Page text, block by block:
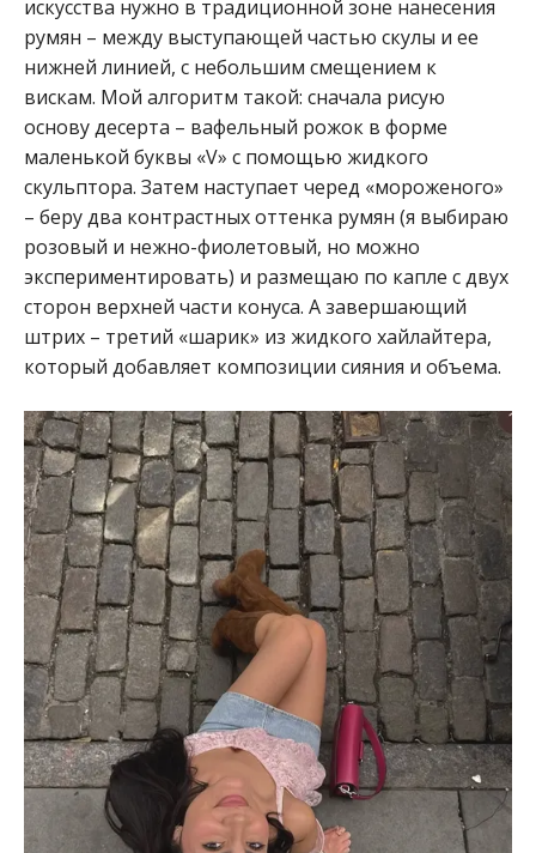
искусства нужно в традиционной зоне нанесения
румян – между выступающей частью скулы и ее
нижней линией, с небольшим смещением к
вискам. Мой алгоритм такой: сначала рисую
основу десерта – вафельный рожок в форме
маленькой буквы «V» с помощью жидкого
скульптора. Затем наступает черед «мороженого»
– беру два контрастных оттенка румян (я выбираю
розовый и нежно-фиолетовый, но можно
экспериментировать) и размещаю по капле с двух
сторон верхней части конуса. А завершающий
штрих – третий «шарик» из жидкого хайлайтера,
который добавляет композиции сияния и объема.